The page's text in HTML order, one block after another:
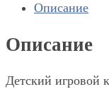
Описание
Описание
Детский игровой